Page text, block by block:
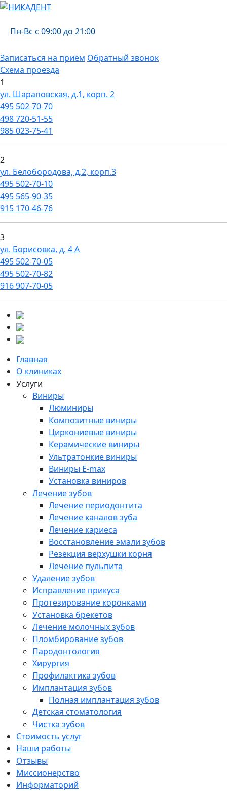
Пн-Вс с 09:00 до 21:00
Записаться на приём Обратный звонок
Схема проезда
1
ул. Шараповская, д.1, корп. 2
495 502-70-70
498720-51-55
985023-75-41
2
ул. Белобородова, д.2, корп.3
495 502-70-10
495 565-90-35
915 170-46-76
3
ул. Борисовка, д. 4 А
495 502-70-05
495 502-70-82
916907-70-05
Главная
О клиниках
Услуги
Виниры
Люминиры
Композитные виниры
Циркониевые виниры
Керамические виниры
Ультратонкие виниры
Виниры E-max
Установка виниров
Лечение зубов
Лечение периодонтита
Лечение каналов зуба
Лечение кариеса
Восстановление эмали зубов
Резекция верхушки корня
Лечение пульпита
Удаление зубов
Исправление прикуса
Протезирование коронками
Установка брекетов
Лечение молочных зубов
Пломбирование зубов
Пародонтология
Хирургия
Профилактика зубов
Имплантация зубов
Полная имплантация зубов
Детская стоматология
Чистка зубов
Стоимость услуг
Наши работы
Отзывы
Миссионерство
Информаторий